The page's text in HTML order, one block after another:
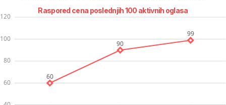
Raspored cena poslednjih100 aktivnih oglasa